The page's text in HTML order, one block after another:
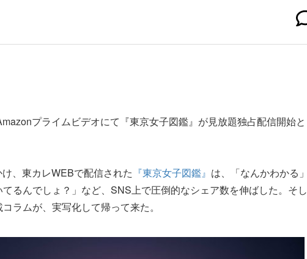
プライムビデオにて『東京女子図鑑』が見放題独占配信開始と
、東カレWEBで配信された 『東京女子図鑑』 は、「なんかわかる」
てるんでしょ？」など、SNS上で圧倒的なシェア数を伸ばした。そし
ラムが、実写化して帰って来た。